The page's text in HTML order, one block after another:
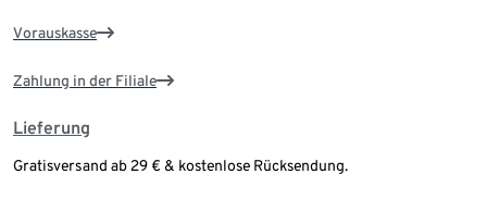
Vorauskasse
Zahlung in der Filiale
Lieferung
Gratisversand ab 29 € & kostenlose Rücksendung.